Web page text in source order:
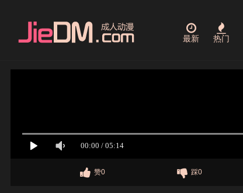
最新 热门
赞0 踩0